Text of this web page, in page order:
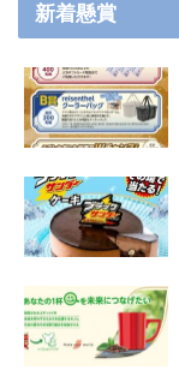
新着懸賞